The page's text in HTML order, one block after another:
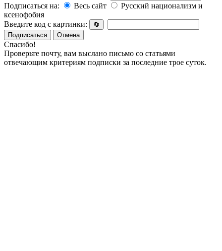
Подписаться на:
Весь сайт
Русский национализм и
ксенофобия
Введите код с картинки:
🔄
Подписаться
Отмена
Спасибо!
Проверьте почту, вам выслано письмо со статьями
отвечающим критериям подписки за последние трое суток.